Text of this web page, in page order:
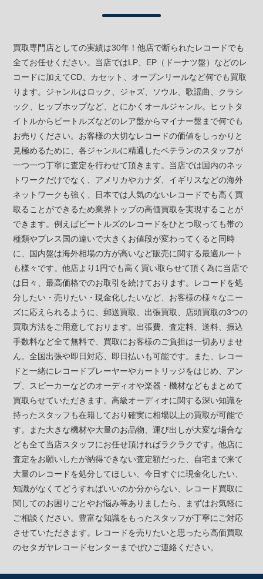
買取専門店としての実績は30年！他店で断られたレコードでも
全てお任せください。当店ではLP、EP（ドーナツ盤）などのレ
コードに加えてCD、カセット、オープンリールなど何でも買取
ります。ジャンルはロック、ジャズ、ソウル、歌謡曲、クラシ
ック、ヒップホップなど、とにかくオールジャンル。ヒットタ
イトルからビートルズなどのレア盤からマイナー盤まで何でも
お売りください。お客様の大切なレコードの価値をしっかりと
見極めるために、各ジャンルに精通したベテランのスタッフが
一つ一つ丁寧に査定を行わせて頂きます。当店では国内のネッ
トワークだけでなく、アメリカやカナダ、イギリスなどの海外
ネットワークも強く、日本では人気のないレコードでも高く買
取ることができるため業界トップの高価買取を実現することが
できます。例えばビートルズのレコードをひとつ取っても帯の
種類やプレス国の違いで大きくお値段が変わってくると同時
に、国内盤は海外相場の方が高いなど販売に関する最適ルート
も様々です。他店より1円でも高く買い取らせて頂く為に当店で
は日々、最高価格でのお取引を続けております。レコードを処
分したい・売りたい・現金化したいなど、お客様の様々なニー
ズに応えられるように、郵送買取、出張買取、店頭買取の3つの
買取方法をご用意しております。出張費、査定料、送料、振込
手数料など全て無料で、買取にお客様のご負担は一切ありませ
ん。全国出張や即日対応、即日払いも可能です。また、レコー
ドと一緒にレコードプレーヤーやカートリッジをはじめ、アン
プ、スピーカーなどのオーディオや楽器・機材などもまとめて
買取らせていただきます。高級オーディオに関する深い知識を
持ったスタッフも在籍しており確実に相場以上の買取が可能で
す。また大きな機材や大量のお品物、運び出しが大変な場合な
ども全て当店スタッフにお任せ頂ければラクラクです。他店に
査定をお願いしたが納得できない査定額だった、自宅まで来て
大量のレコードを処分してほしい、今日すぐに現金化したい、
知識がなくてどうすればいいのか分からない、レコード買取に
関してのお困りごとやお悩み等ありましたら、まずはお気軽に
ご相談ください。豊富な知識をもったスタッフが丁寧にご対応
させていただきます。レコードを売りたいと思ったら高価買取
のセタガヤレコードセンターまでぜひご連絡ください。